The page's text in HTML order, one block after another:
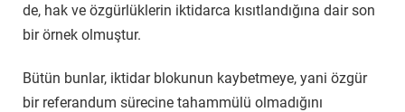
de, hak ve özgürlüklerin iktidarca kısıtlandığına dair son
bir örnek olmuştur.
Bütün bunlar, iktidar blokunun kaybetmeye, yani özgür
bir referandum sürecine tahammülü olmadığını